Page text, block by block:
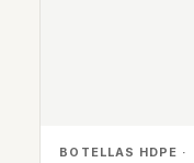
BOTELLAS HDPE ·